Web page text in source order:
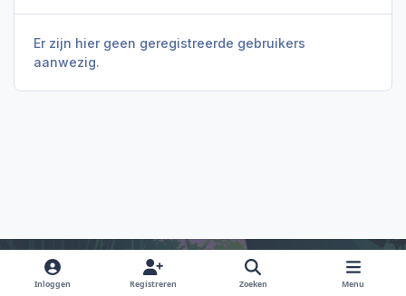
Er zijn hier geen geregistreerde gebruikers
aanwezig.
Light ModeDark ModeSystem Preference
Inloggen Registreren Zoeken Menu